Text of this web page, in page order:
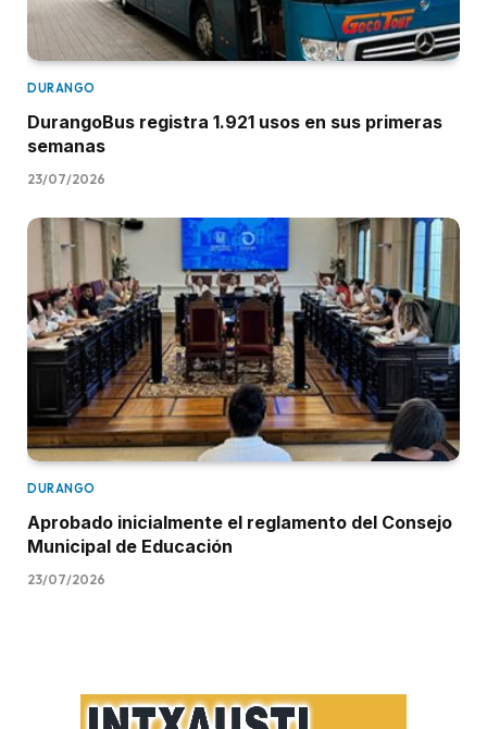
DURANGO
DurangoBus registra 1.921 usos en sus primeras
semanas
23/07/2026
DURANGO
Aprobado inicialmente el reglamento del Consejo
Municipal de Educación
23/07/2026